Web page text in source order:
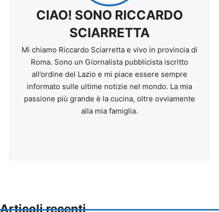
CIAO! SONO RICCARDO
SCIARRETTA
Mi chiamo Riccardo Sciarretta e vivo in provincia di
Roma. Sono un Giornalista pubblicista iscritto
all’ordine del Lazio e mi piace essere sempre
informato sulle ultime notizie nel mondo. La mia
passione più grande è la cucina, oltre ovviamente
alla mia famiglia.
Articoli recenti